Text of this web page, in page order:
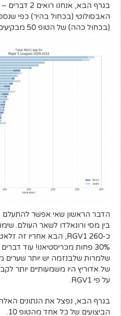
בגרף הבא,
(בכחול כהה) של הטופ 50 מבקיעים, ב8 העונות המדוברות.
הדבר הראשון שאי אפשר
בין מסי ורונאלדו לשאר העולם.
30% פחות מכריסטיאנו! עוד
שלמרות שלבנזמה יש יותר
של אדוריץ היו משמעותיים יותר
על פי RGV1.
בגרף הבא, נפצל את הנתונים האלה
הביצועים של כל אחד מהטופ 10.